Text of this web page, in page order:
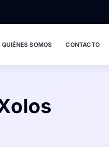
QUIÉNES SOMOS CONTACTO